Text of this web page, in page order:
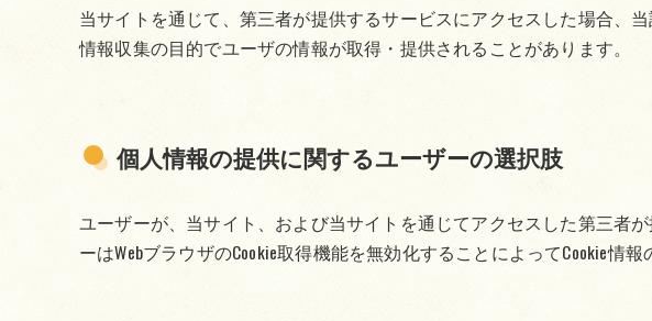
当サイトを通じて、第三者が提供するサービスにアクセスした場合、
情報収集の目的でユーザの情報が取得・提供されることがあります。
個人情報の提供に関するユーザーの選択肢
ユーザーが、当サイト、および当サイトを通じてアクセスした第三者
ーはWebブラウザのCookie取得機能を無効化することによってCookie情